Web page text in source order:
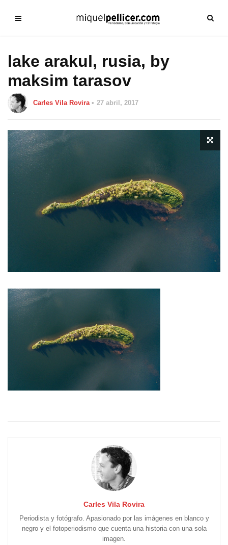
lake arakul, rusia, by
maksim tarasov
Carles Vila Rovira 27 abril, 2017
Carles Vila Rovira
Periodista y fotógrafo. Apasionado por las imágenes en blanco y
negro y el fotoperiodismo que cuenta una historia con una sola
imagen.